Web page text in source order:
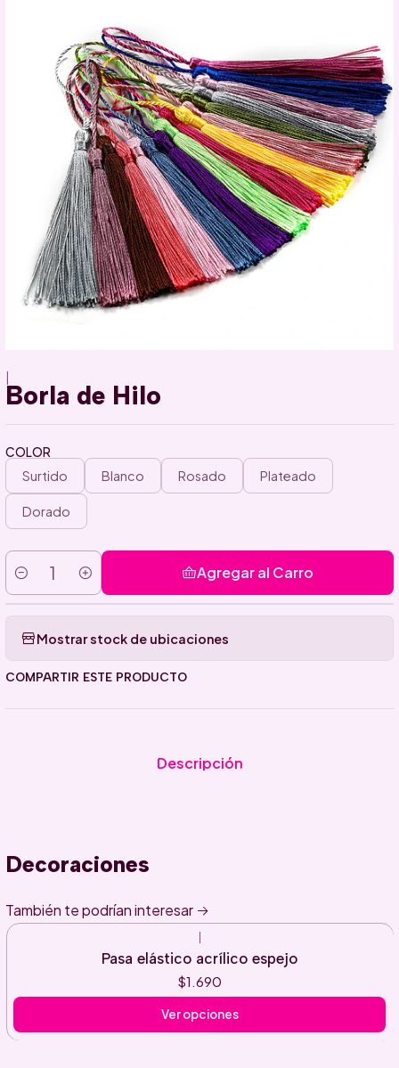
Borla de Hilo
COLOR
Surtido Blanco Rosado Plateado
Dorado
Cantidad
Agregar al Carro
Mostrar stock de ubicaciones
COMPARTIR ESTE PRODUCTO
Descripción
Decoraciones
También te podrían interesar
Pasa elástico acrílico espejo
$1.690
Ver opciones